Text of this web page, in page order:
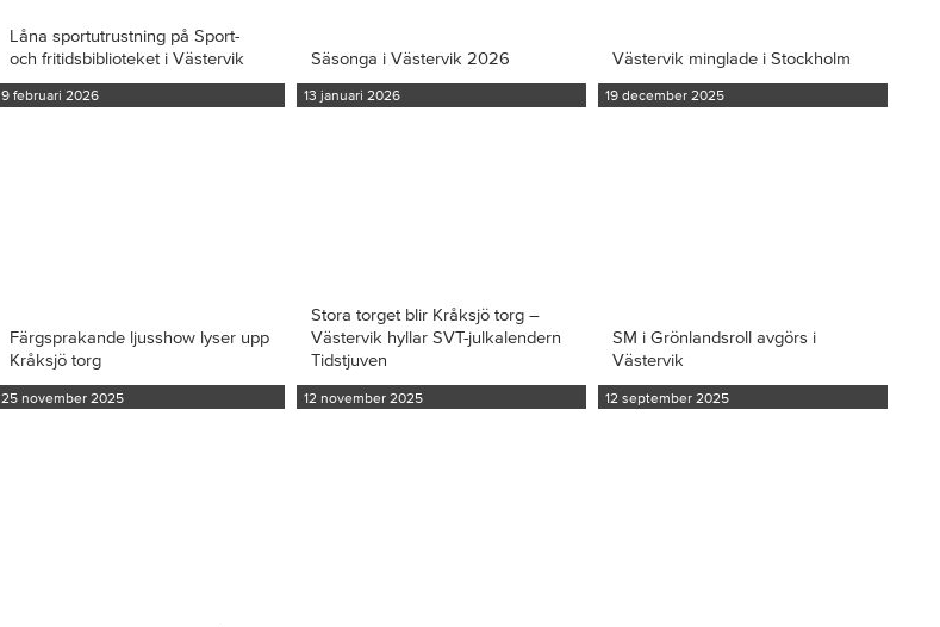
Låna sportutrustning på Sport-
och fritidsbiblioteket i Västervik
9 februari 2026
Säsonga i Västervik 2026
13 januari 2026
Västervik minglade i Stockholm
19 december 2025
Färgsprakande ljusshow lyser upp
Kråksjö torg
25 november 2025
Stora torget blir Kråksjö torg –
Västervik hyllar SVT-julkalendern
Tidstjuven
12 november 2025
SM i Grönlandsroll avgörs i
Västervik
12 september 2025